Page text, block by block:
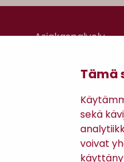
Tämä
sekä
voivat
Asiakaspalvelu
Gomee Ratsula